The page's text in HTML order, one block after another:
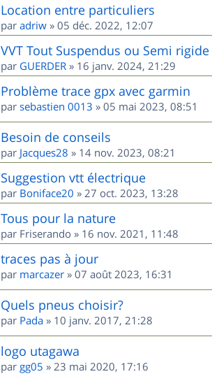
Location entre particuliers
par adriw » 05 déc. 2022, 12:07
VVT Tout Suspendus ou Semi
par GUERDER » 16 janv. 2024, 21:29
Problème trace gpx avec garmin
par sebastien 0013 » 05 mai 2023, 08:51
Besoin de conseils
par Jacques28 » 14 nov. 2023, 08:21
Suggestion vtt électrique
par Boniface20 » 27 oct. 2023, 13:28
Tous pour la nature
par Friserando » 16 nov. 2021, 11:48
traces pas à jour
par marcazer » 07 août 2023, 16:31
Quels pneus choisir?
par Pada » 10 janv. 2017, 21:28
logo utagawa
par gg05 » 23 mai 2020, 17:16